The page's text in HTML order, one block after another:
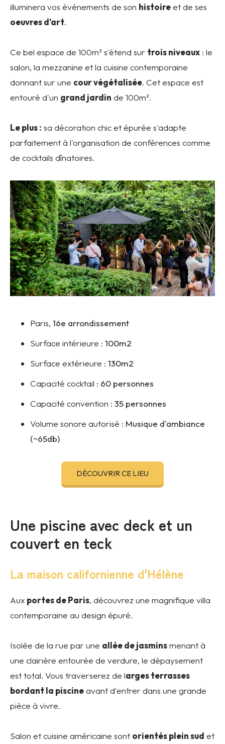
illuminera vos événements de son histoireet de ses
oeuvres d'art.
Ce bel espace de 100m² s'étend sur trois niveaux : le
salon, la mezzanine et la cuisine contemporaine
donnant sur une cour végétalisée. Cet espace est
entouré d'un grand jardin de 100m².
Le plus : sa décoration chic et épurée s'adapte
parfaitement à l'organisation de conférences comme
de cocktails dînatoires.
Paris, 16e arrondissement
Surface intérieure : 100m2
Surface extérieure : 130m2
Capacité cocktail : 60 personnes
Capacité convention : 35 personnes
Volume sonore autorisé : Musique d'ambiance
(~65db)
DÉCOUVRIR CE LIEU
Une piscine avec deck et un
couvert en teck
La maison californienne d'Hélène
Aux portes de Paris, découvrez une magnifique villa
contemporaine au design épuré.
Isolée de la rue par une allée de jasminsmenant à
une clairière entourée de verdure, le dépaysement
est total. Vous traverserez de larges terrasses
bordant la piscineavant d'entrer dans une grande
pièce à vivre.
Salon et cuisine américaine sont orientés plein sud et